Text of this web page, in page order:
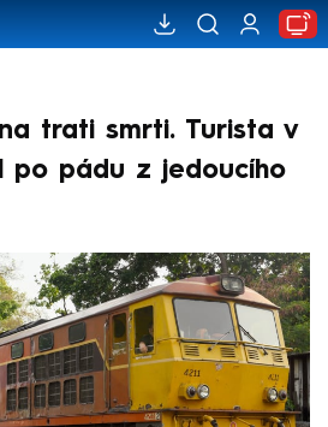
trati smrti. Turista v
po pádu z jedoucího